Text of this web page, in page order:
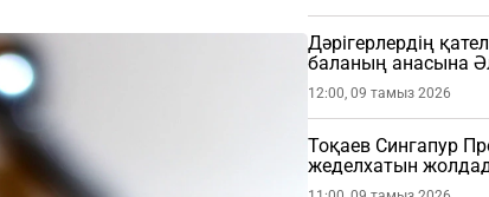
Дәрігерлердің
баланың анасына
12:00, 09 тамыз 2026
Тоқаев Сингапур
жеделхатын